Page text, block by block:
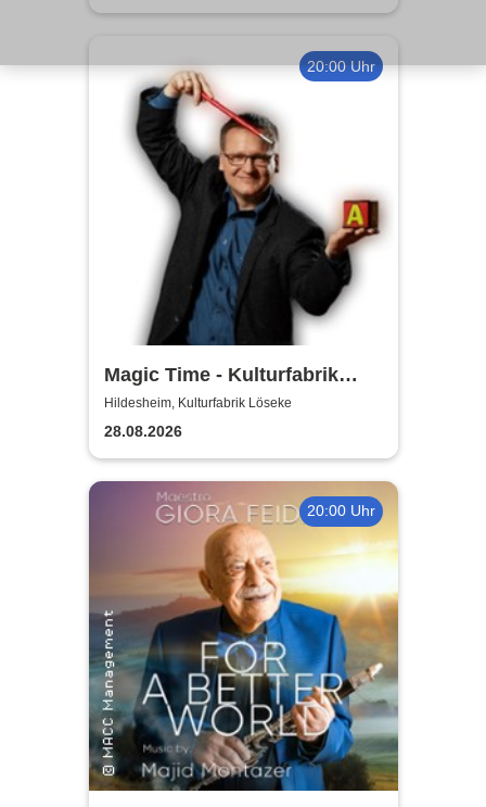
20:00 Uhr
Magic Time - Kulturfabrik
Löseke
Hildesheim, Kulturfabrik Löseke
28.08.2026
20:00 Uhr